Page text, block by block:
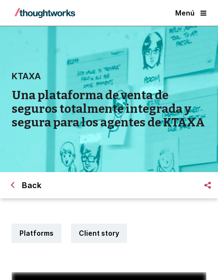
Menú
KTAXA
Una plataforma de venta de
seguros totalmente integrada y
segura para los agentes de KTAXA
Back
Platforms Client story